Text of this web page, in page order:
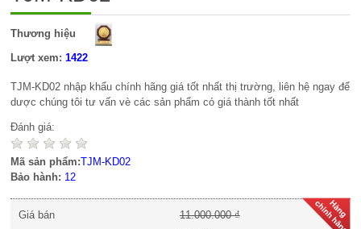
Thương hiệu
Lượt xem:1422
TJM-KD02 nhập khẩu chính hãng giá tốt nhất thị trường, liên hệ ngay để
dược chúng tôi tư vấn vè các sản phẩm có giá thành tốt nhất
Đánh giá:
Mã sản phẩm:TJM-KD02
Bảo hành: 12
Giá bán
11.000.000 ₫